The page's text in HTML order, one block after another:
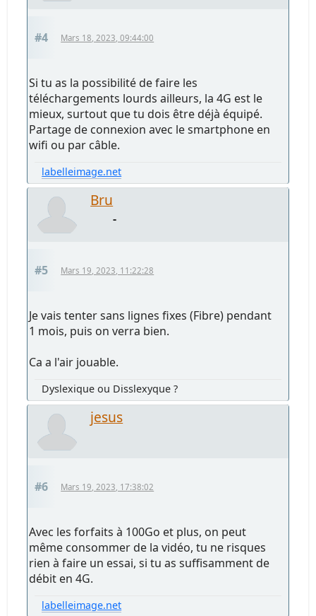
#4 Mars 18, 2023, 09:44:00
Si tu as la possibilité de faire les
téléchargements lourds ailleurs, la 4G est le
mieux, surtout que tu dois être déjà équipé.
Partage de connexion avec le smartphone en
wifi ou par câble.
labelleimage.net
Bru
-
#5 Mars 19, 2023, 11:22:28
Je vais tenter sans lignes fixes (Fibre) pendant
1 mois, puis on verra bien.
Ca a l'air jouable.
Dyslexique ou Disslexyque ?
jesus
#6 Mars 19, 2023, 17:38:02
Avec les forfaits à 100Go et plus, on peut
même consommer de la vidéo, tu ne risques
rien à faire un essai, si tu as suffisamment de
débit en 4G.
labelleimage.net